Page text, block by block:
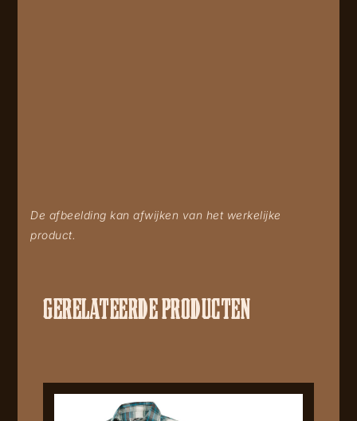
De afbeelding kan afwijken van het werkelijke
product.
GERELATEERDE PRODUCTEN